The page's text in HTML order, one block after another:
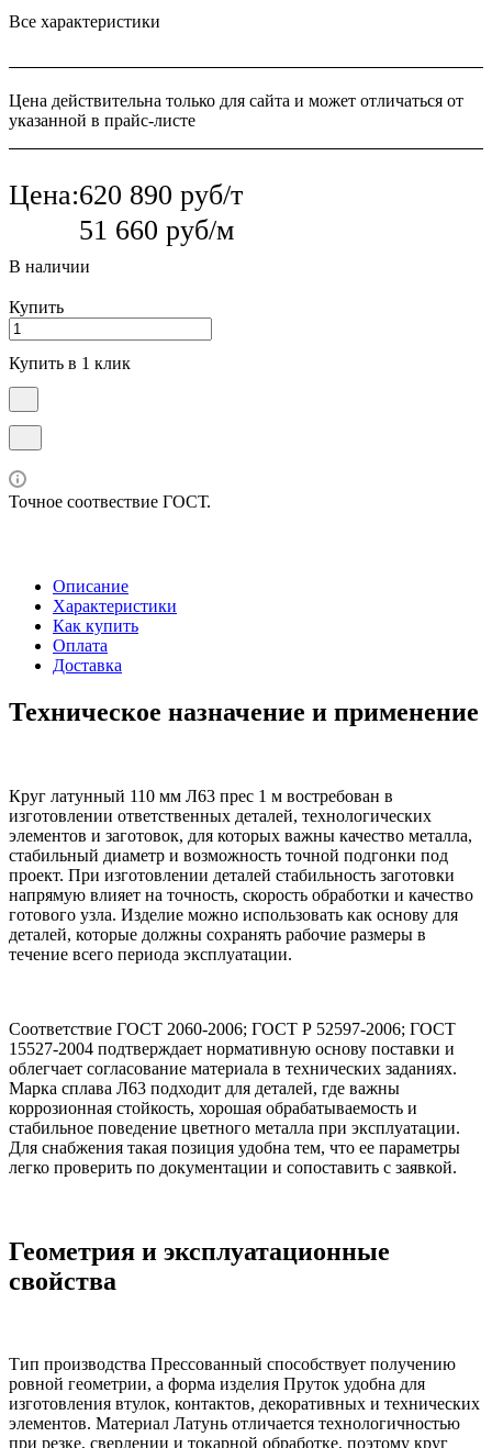
Все характеристики
Цена действительна только для сайта и может отличаться от
указанной в прайс-листе
Цена:620 890 руб/т
51 660 руб/м
В наличии
Купить
Купить в 1 клик
Точное соотвествие ГОСТ.
Описание
Характеристики
Как купить
Оплата
Доставка
Техническое назначение и применение
Круг латунный 110 мм Л63 прес 1 м востребован в
изготовлении ответственных деталей, технологических
элементов и заготовок, для которых важны качество металла,
стабильный диаметр и возможность точной подгонки под
проект. При изготовлении деталей стабильность заготовки
напрямую влияет на точность, скорость обработки и качество
готового узла. Изделие можно использовать как основу для
деталей, которые должны сохранять рабочие размеры в
течение всего периода эксплуатации.
Соответствие ГОСТ 2060-2006; ГОСТ Р 52597-2006; ГОСТ
15527-2004 подтверждает нормативную основу поставки и
облегчает согласование материала в технических заданиях.
Марка сплава Л63 подходит для деталей, где важны
коррозионная стойкость, хорошая обрабатываемость и
стабильное поведение цветного металла при эксплуатации.
Для снабжения такая позиция удобна тем, что ее параметры
легко проверить по документации и сопоставить с заявкой.
Геометрия и эксплуатационные
свойства
Тип производства Прессованный способствует получению
ровной геометрии, а форма изделия Пруток удобна для
изготовления втулок, контактов, декоративных и технических
элементов. Материал Латунь отличается технологичностью
при резке, сверлении и токарной обработке, поэтому круг